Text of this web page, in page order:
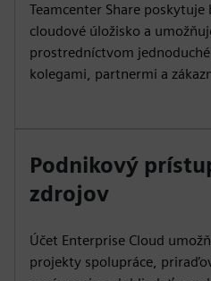
Teamcenter Share
cloudové úložisko a
prostredníctvom
kolegami, partnermi a
Podnikový
zdrojov
Účet Enterprise Cloud
projekty spolupráce,